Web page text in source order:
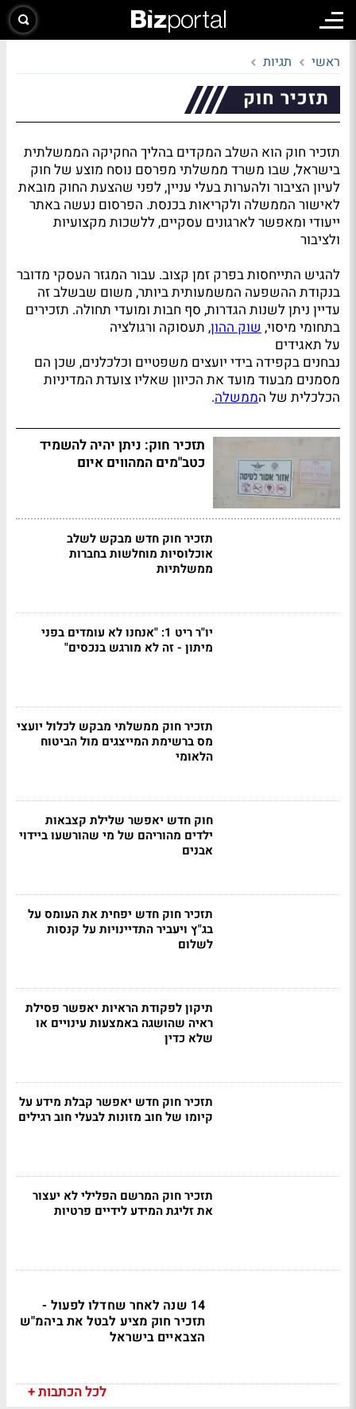
ראשי תגיות
תזכיר חוק
תזכיר חוק הוא השלב המקדים בהליך החקיקה הממשלתית
בישראל, שבו משרד ממשלתי מפרסם נוסח מוצע של חוק
לעיון הציבור ולהערות בעלי עניין, לפני שהצעת החוק מובאת
לאישור הממשלה ולקריאות בכנסת. הפרסום נעשה באתר
ייעודי ומאפשר לארגונים עסקיים, ללשכות מקצועיות
ולציבור
להגיש התייחסות בפרק זמן קצוב. עבור המגזר העסקי מדובר
בנקודת ההשפעה המשמעותית ביותר, משום שבשלב זה
עדיין ניתן לשנות הגדרות, סף חבות ומועדי תחולה. תזכירים
בתחומי מיסוי,שוק ההון, תעסוקה ורגולציה
על תאגידים
נבחנים בקפידה בידי יועצים משפטיים וכלכלנים, שכן הם
מסמנים מבעוד מועד את הכיוון שאליו צועדת המדיניות
הכלכלית של הממשלה.
תזכיר חוק: ניתן יהיה להשמיד
כטב"מים המהווים איום
תזכיר חוק חדש מבקש לשלב
אוכלוסיות מוחלשות בחברות
ממשלתיות
יו"ר ריט 1: "אנחנו לא עומדים בפני
מיתון - זה לא מורגש בנכסים"
תזכיר חוק ממשלתי מבקש לכלול יועצי
מס ברשימת המייצגים מול הביטוח
הלאומי
חוק חדש יאפשר שלילת קצבאות
ילדים מהוריהם של מי שהורשעו ביידוי
אבנים
תזכיר חוק חדש יפחית את העומס על
בג"ץ ויעביר התדיינויות על קנסות
לשלום
תיקון לפקודת הראיות יאפשר פסילת
ראיה שהושגה באמצעות עינויים או
שלא כדין
תזכיר חוק חדש יאפשר קבלת מידע על
קיומו של חוב מזונות לבעלי חוב רגילים
תזכיר חוק המרשם הפלילי לא יעצור
את זליגת המידע לידיים פרטיות
14 שנה לאחר שחדלו לפעול -
תזכיר חוק מציע לבטל את ביהמ"ש
הצבאיים בישראל
לכל הכתבות +